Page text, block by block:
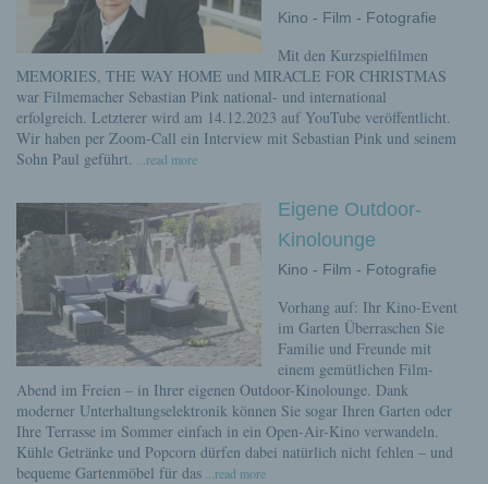
Kino - Film - Fotografie
Mit den Kurzspielfilmen
MEMORIES, THE WAY HOME und MIRACLE FOR CHRISTMAS
war Filmemacher Sebastian Pink national- und international
erfolgreich. Letzterer wird am 14.12.2023 auf YouTube veröffentlicht.
Wir haben per Zoom-Call ein Interview mit Sebastian Pink und seinem
Sohn Paul geführt. ...read more
Eigene Outdoor-
Kinolounge
Kino - Film - Fotografie
Vorhang auf: Ihr Kino-Event
im Garten Überraschen Sie
Familie und Freunde mit
einem gemütlichen Film-
Abend im Freien – in Ihrer eigenen Outdoor-Kinolounge. Dank
moderner Unterhaltungselektronik können Sie sogar Ihren Garten oder
Ihre Terrasse im Sommer einfach in ein Open-Air-Kino verwandeln.
Kühle Getränke und Popcorn dürfen dabei natürlich nicht fehlen – und
bequeme Gartenmöbel für das ...read more